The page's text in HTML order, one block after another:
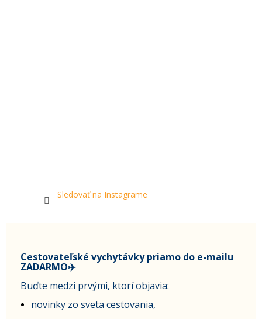
Sledovať na Instagrame
Cestovateľské vychytávky priamo do e-mailu
ZADARMO✈️
Buďte medzi prvými, ktorí objavia:
novinky zo sveta cestovania,